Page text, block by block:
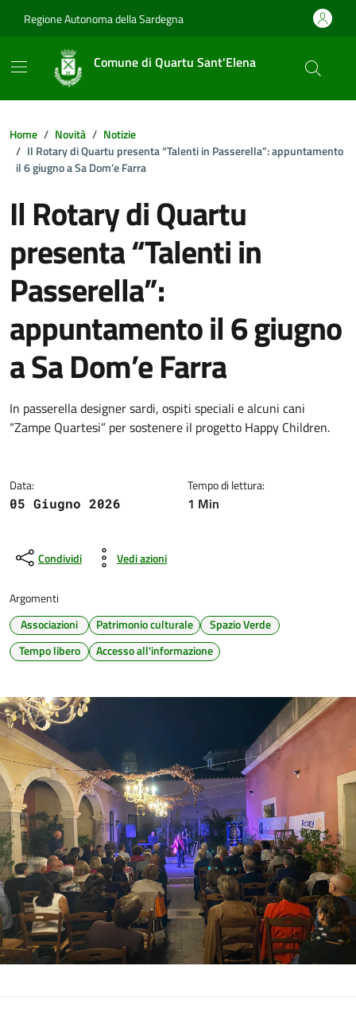
Regione Autonoma della Sardegna
Comune di Quartu Sant'Elena
Home Novità
Notizie
Il Rotary di Quartu presenta “Talenti in Passerella”: appuntamento
il 6 giugno a Sa Dom’e Farra
Il Rotary di Quartu
presenta “Talenti in
Passerella”:
appuntamento il 6 giugno
a Sa Dom’e Farra
Dettagli della notizia
In passerella designer sardi, ospiti speciali e alcuni cani
“Zampe Quartesi” per sostenere il progetto Happy Children.
Data:
05 Giugno 2026
Tempo di lettura:
1 Min
Condividi Vedi azioni
Argomenti
Associazioni
Patrimonio culturale
Spazio Verde
Tempo libero
Accesso all'informazione